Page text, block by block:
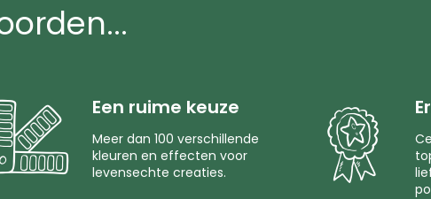
Een ruime keuze
Meer dan 100 verschillende
kleuren en effecten voor
levensechte creaties.